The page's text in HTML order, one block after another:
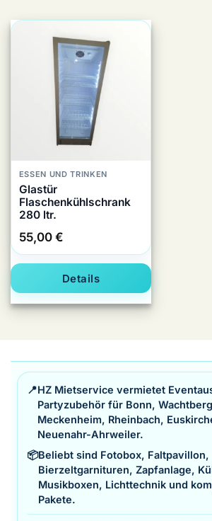
ESSEN UND TRINKEN
Glastür
Flaschenkühlschrank
280 ltr.
55,00 €
Details
📍HZ Mietservice vermietet
Partyzubehör für Bonn,
Meckenheim, Rheinbach,
Neuenahr-Ahrweiler.
📦Beliebt sind Fotobox, Faltpavillon,
Bierzeltgarnituren, Zapfanlage,
Musikboxen, Lichttechnik und
Pakete.